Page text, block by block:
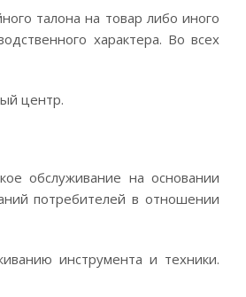
талона на товар либо иного
характера. Во всех
центр.
обслуживание на основании
потребителей в отношении
инструмента и техники.